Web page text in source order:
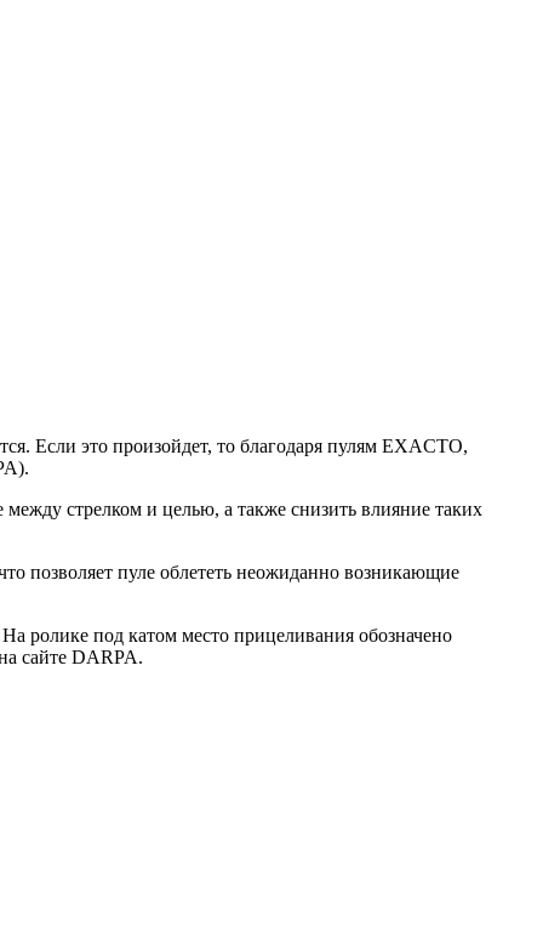
Если это произойдет, то благодаря пулям EXACTO,
между стрелком и целью, а также снизить влияние таких
позволяет пуле облететь неожиданно возникающие
ролике под катом место прицеливания обозначено
сайте DARPA.